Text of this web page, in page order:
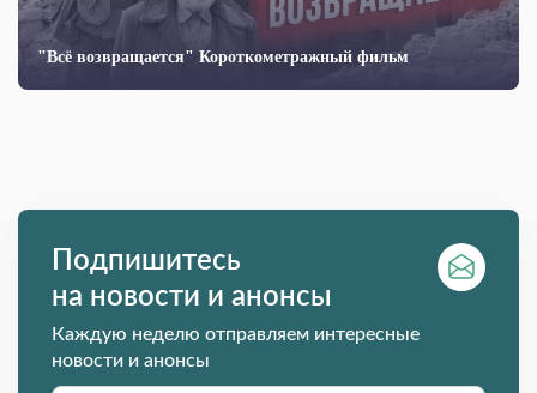
"Всё возвращается" Короткометражный фильм
Подпишитесь
на новости и анонсы
Каждую неделю отправляем интересные
новости и анонсы